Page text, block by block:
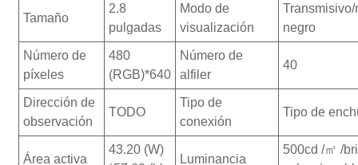
Tamaño
2.8
pulgadas
Modo de
visualización
negro
Número de
píxeles
480
(RGB)*640
Número de
alfiler
40
Dirección de
observación
TODO
Tipo de
conexión
Tipo de
Área activa
43.20 (W)
Luminancia
500cd /㎡ /